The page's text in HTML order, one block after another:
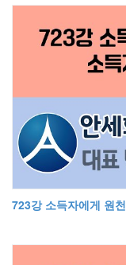
723강 소득자에게 원